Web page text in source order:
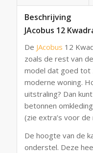
Beschrijving
JAcobus 12
De JAcobus 12
zoals de rest van de
model dat goed tot
moderne woning.
uitstraling? Dan
betonnen
(zie extra’s voor
De hoogte van de
onderstel. Deze